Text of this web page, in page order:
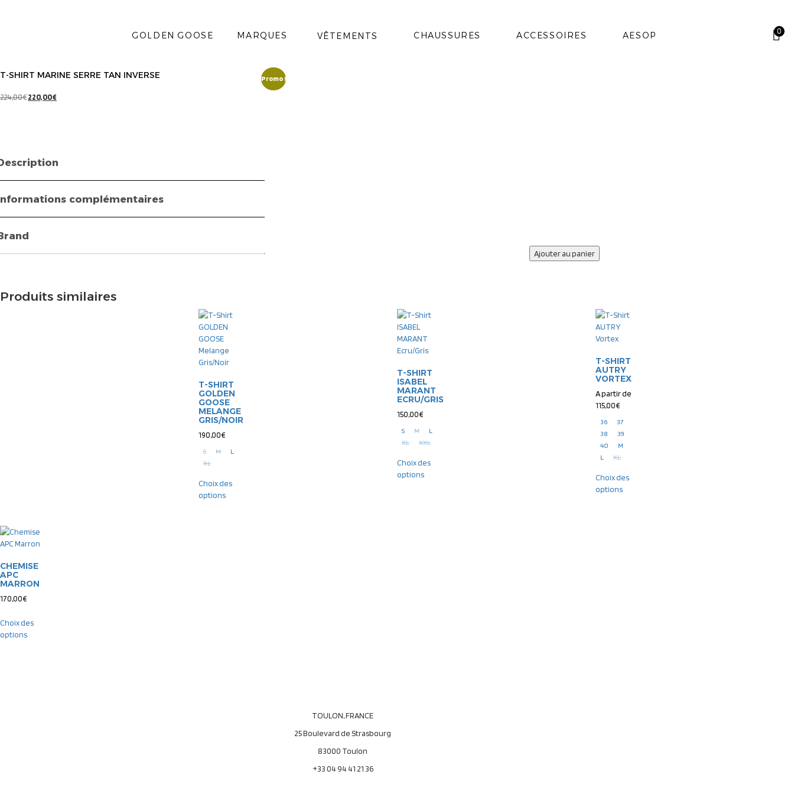
GOLDEN GOOSE MARQUES VÊTEMENTS CHAUSSURES ACCESSOIRES AESOP 0
T-SHIRT MARINE SERRE TAN INVERSE
224,00€ 220,00€
complémentaires
Promo !
Ajouter au panier
Produits similaires
T-SHIRT
GOLDEN
GOOSE
MELANGE
GRIS/NOIR
190,00€
S
M
L
XL
Choix des
options
T-SHIRT
ISABEL
MARANT
ECRU/GRIS
150,00€
S
M
L
XL
XXL
Choix des
options
T-SHIRT
AUTRY
VORTEX
A partir de
115,00€
36
37
38
39
40
M
L
XL
Choix des
options
CHEMISE
APC
MARRON
170,00€
Choix des
options
TOULON, FRANCE
25 Boulevard de Strasbourg
83000 Toulon
+33 04 94 41 21 36